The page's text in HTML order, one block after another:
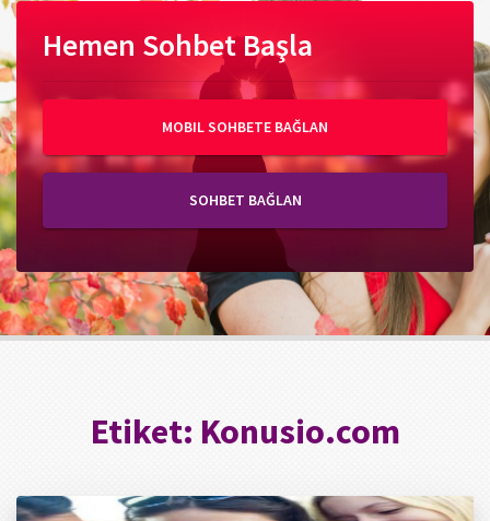
Hemen Sohbet Başla
MOBIL SOHBETE BAĞLAN
SOHBET BAĞLAN
Etiket: Konusio.com